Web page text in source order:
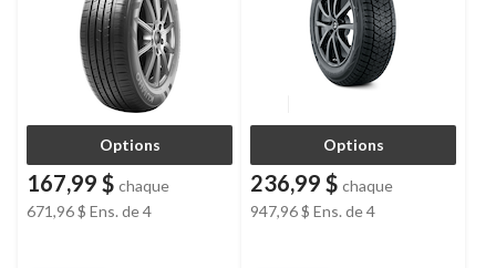
Options
167,99 $ chaque
671,96 $ Ens. de 4
Options
236,99 $ chaque
947,96 $ Ens. de 4